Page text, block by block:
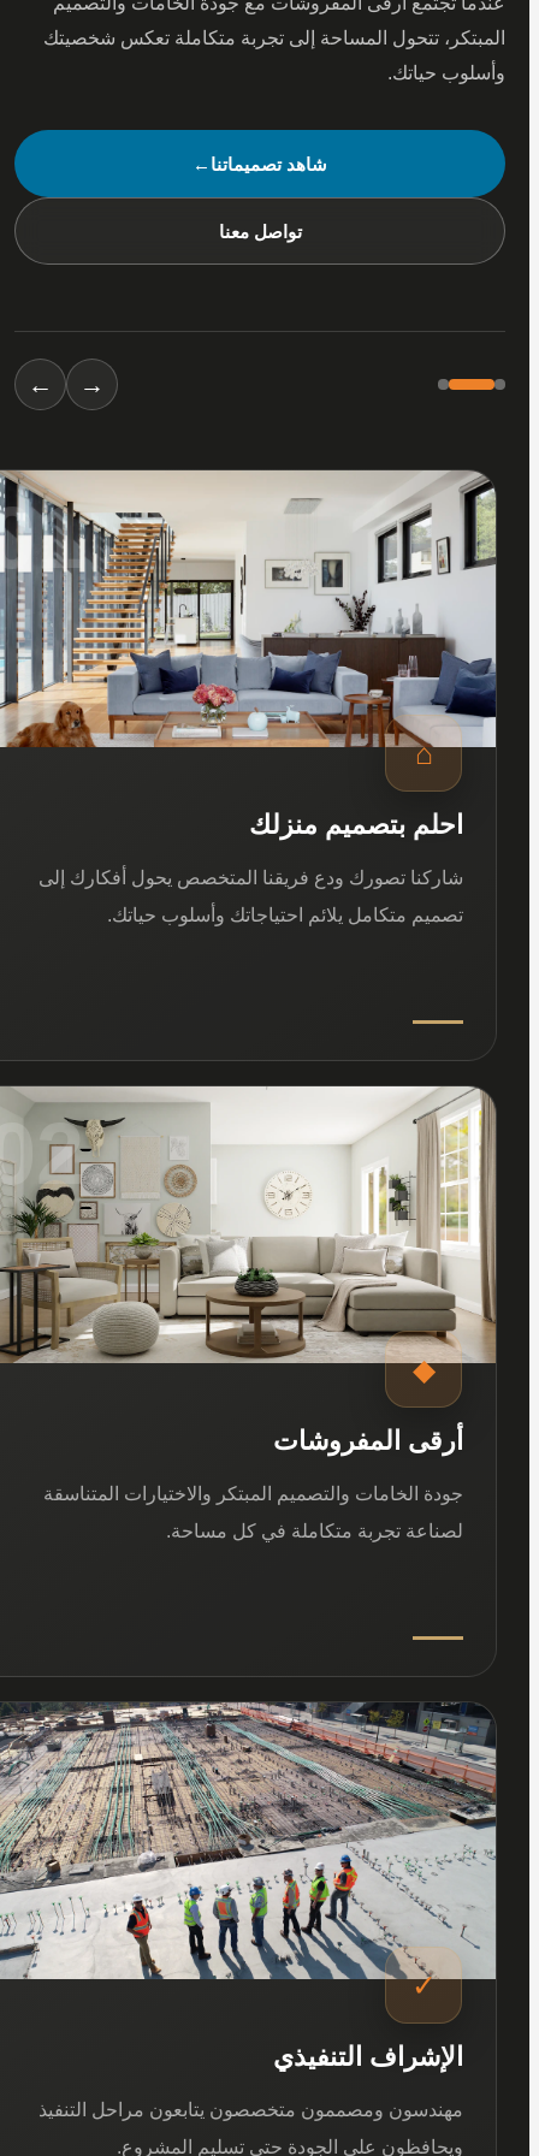
تتحول المساحة إلى تجربة متكاملة تعكس شخصيتك
حياتك.
شاهد تصميماتنا ←
تواصل معنا
←
01
⌂
احلم بتصميم منزلك
شاركنا تصورك ودع فريقنا المتخصص يحول أفكارك إلى
تصميم متكامل يلائم احتياجاتك وأسلوب حياتك.
02
◆
أرقى المفروشات
جودة الخامات والتصميم المبتكر والاختيارات المتناسقة
لصناعة تجربة متكاملة في كل مساحة.
03
✓
الإشراف التنفيذي
مهندسون ومصممون متخصصون يتابعون مراحل التنفيذ
ويحافظون على الجودة حتى تسليم المشروع.